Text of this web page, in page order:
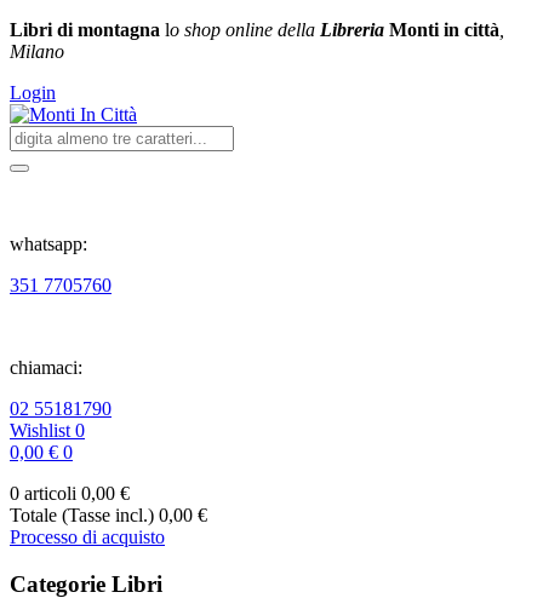
Libri di montagna lo shop online della Libreria Monti in città
Milano
Login
whatsapp:
351 7705760
chiamaci:
02 55181790
Wishlist 0
0,00 € 0
0 articoli 0,00 €
Totale (Tasse incl.) 0,00 €
Processo di acquisto
Categorie Libri